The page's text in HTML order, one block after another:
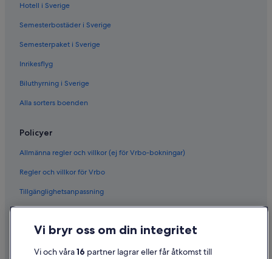
Hotell i Sverige
Semesterbostäder i Sverige
Semesterpaket i Sverige
Inrikesflyg
Biluthyrning i Sverige
Alla sorters boenden
Policyer
Allmänna regler och villkor (ej för Vrbo-bokningar)
Regler och villkor för Vrbo
Tillgänglighetsanpassning
Cookies
Användarvillkor
Vi bryr oss om din integritet
Vi och våra16 partner lagrar eller får åtkomst till